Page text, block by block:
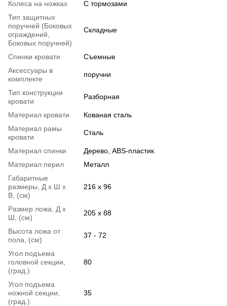
Колеса на ножках
С тормозами
Тип защитных
поручней (Боковых
ограждений,
Боковых поручней)
Складные
Спинки кровати
Съемные
Аксессуары в
комплекте
поручни
Тип конструкции
кровати
Разборная
Материал кровати
Кованая сталь
Материал рамы
кровати
Сталь
Материал спинки
Дерево, ABS-пластик
Материал перил
Металл
Габаритные
размеры, Д х Ш х
В, (см)
216 х 96
Размер ложа, Д х
Ш, (см)
205 х 88
Высота ложа от
пола, (см)
37 - 72
Угол подъема
головной секции,
(град.)
80
Угол подъема
ножной секции,
(град.)
35